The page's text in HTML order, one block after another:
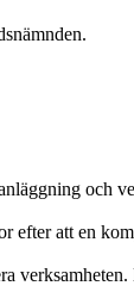
och
efter att en